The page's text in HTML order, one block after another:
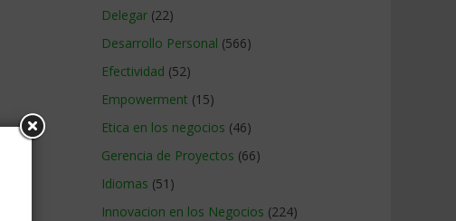
Delegar (22)
Desarrollo Personal (566)
Efectividad (52)
Empowerment (15)
Etica en los negocios (46)
Gerencia de Proyectos (66)
Idiomas (51)
Innovacion en los Negocios (224)